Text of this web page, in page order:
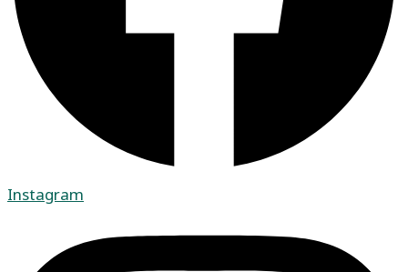
Instagram